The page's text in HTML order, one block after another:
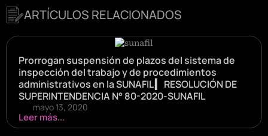
ARTÍCULOS RELACIONADOS
Prorrogan suspensión de plazos del sistema de
inspección del trabajo y de procedimientos
administrativos en la SUNAFIL ▎ RESOLUCIÓN DE
SUPERINTENDENCIA N° 80-2020-SUNAFIL
mayo 13, 2020
Leer más...